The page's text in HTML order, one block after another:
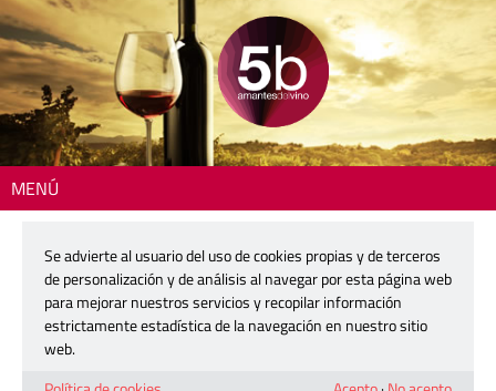
MENÚ
2607-carro-det
18 mayo, 2026
Se advierte al usuario del uso de cookies propias y de terceros
de personalización y de análisis al navegar por esta página web
para mejorar nuestros servicios y recopilar información
estrictamente estadística de la navegación en nuestro sitio
web.